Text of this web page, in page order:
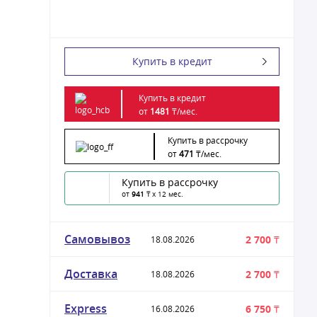
Купить в кредит
Купить в кредит
от 1481 ₸/мес.
Купить в рассрочку
от471 ₸/мес.
Купить в рассрочку
от 941 ₸ x 12 мес.
Самовывоз 18.08.2026 2 700 ₸
Доставка 18.08.2026 2 700 ₸
Express 16.08.2026 6 750 ₸